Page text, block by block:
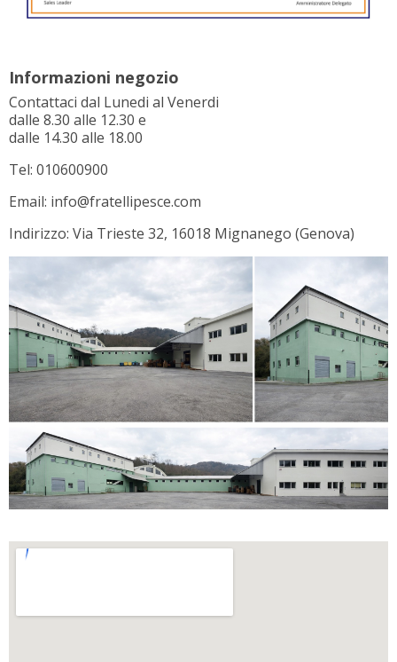
Informazioni negozio
Contattaci dal Lunedi al Venerdi
dalle 8.30 alle 12.30 e
dalle 14.30 alle 18.00
Tel: 010600900
Email: info@fratellipesce.com
Indirizzo: Via Trieste 32, 16018 Mignanego (Genova)